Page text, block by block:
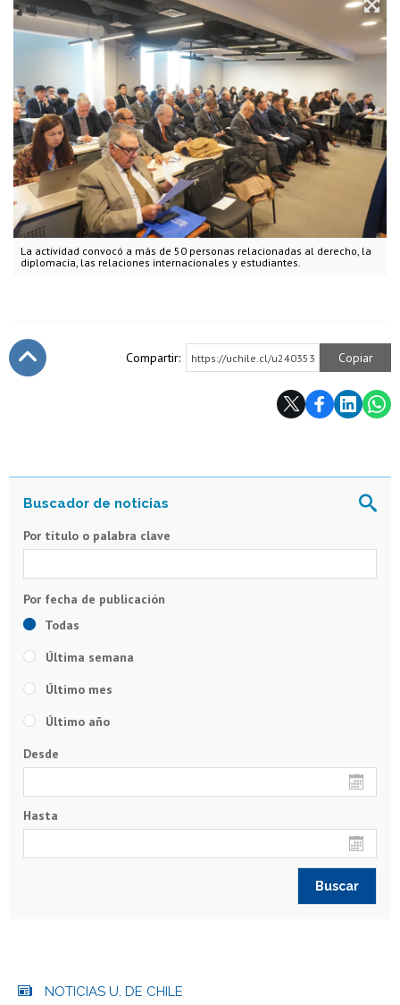
La actividad convocó a más de 50 personas relacionadas al derecho, la
diplomacia, las relaciones internacionales y estudiantes.
Compartir: https://uchile.cl/u240353 Copiar
Por título o palabra clave
Todas
Última semana
Último mes
Último año
Desde
Hasta
NOTICIAS U. DE CHILE